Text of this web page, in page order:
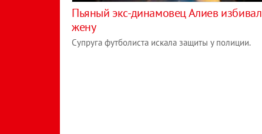
Пьяный экс-динамовец Алиев избивал
жену
Супруга футболиста искала защиты у полиции.